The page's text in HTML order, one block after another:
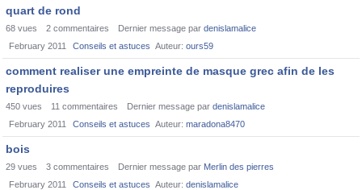
quart de rond
68 vues 2 commentaires Dernier message par denislamalice
February 2011
Conseils et astuces Auteur: ours59
comment realiser une empreinte de masque grec afin de les
reproduires
450 vues 11 commentaires Dernier message par denislamalice
February 2011
Conseils et astuces Auteur: maradona8470
bois
29 vues 3 commentaires Dernier message par Merlin des pierres
February 2011
Conseils et astuces Auteur: denislamalice